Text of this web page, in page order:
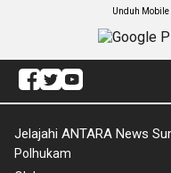
Unduh
Jelajahi ANTARA News
Polhukam